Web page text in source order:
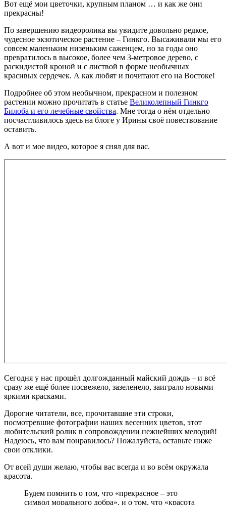
Вот ещё мои цветочки, крупным планом … и как же они
прекрасны!
По завершению видеоролика вы увидите довольно редкое,
чудесное экзотическое растение – Гинкго. Высаживали мы его
совсем маленьким низеньким саженцем, но за годы оно
превратилось в высокое, более чем 3-метровое дерево, с
раскидистой кроной и с листвой в форме необычных
красивых сердечек. А как любят и почитают его на Востоке!
Подробнее об этом необычном, прекрасном и полезном
растении можно прочитать в статье Великолепный Гинкго
Билоба и его лечебные свойства. Мне тогда о нём отдельно
посчастливилось здесь на блоге у Ирины своё повествование
оставить.
А вот и мое видео, которое я снял для вас.
Сегодня у нас прошёл долгожданный майский дождь – и всё
сразу же ещё более посвежело, зазеленело, заиграло новыми
яркими красками.
Дорогие читатели, все, прочитавшие эти строки,
посмотревшие фотографии наших весенних цветов, этот
любительский ролик в сопровождении нежнейших мелодий!
Надеюсь, что вам понравилось? Пожалуйста, оставьте ниже
свои отклики.
От всей души желаю, чтобы вас всегда и во всём окружала
красота.
Будем помнить о том, что «прекрасное – это
символ морального добра», и о том, что «красота